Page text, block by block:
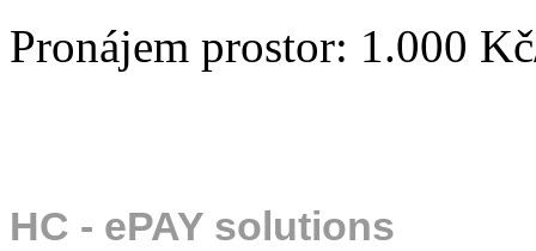
Pronájem prostor: 1.000
HC - ePAY solutions